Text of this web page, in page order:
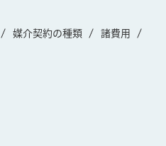
媒介契約の種類
諸費用